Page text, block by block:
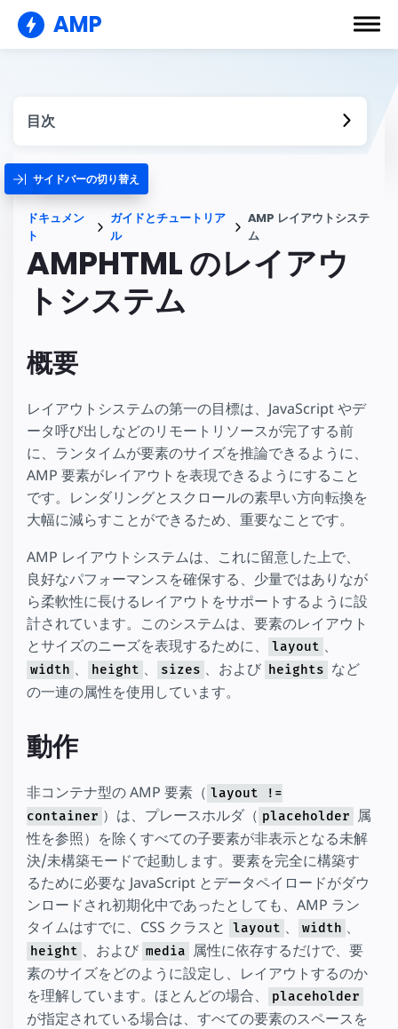
AMP
目次
サイドバーの切り替え
ドキュメン
ト
ガイドとチュートリア
ル
AMP レイアウトシステ
ム
AMPHTML のレイアウ
トシステム
概要
レイアウトシステムの第一の目標は、JavaScript やデ
ータ呼び出しなどのリモートリソースが完了する前
に、ランタイムが要素のサイズを推論できるように、
AMP 要素がレイアウトを表現できるようにすること
です。レンダリングとスクロールの素早い方向転換を
大幅に減らすことができるため、重要なことです。
AMP レイアウトシステムは、これに留意した上で、
良好なパフォーマンスを確保する、少量ではありなが
ら柔軟性に長けるレイアウトをサポートするように設
計されています。このシステムは、要素のレイアウト
とサイズのニーズを表現するために、
layout 、
width 、 height 、 sizes 、および heights など
の一連の属性を使用しています。
動作
非コンテナ型の AMP 要素（ layout !=
container ）は、プレースホルダ（ placeholder
属
性を参照）を除くすべての子要素が非表示となる未解
決/未構築モードで起動します。要素を完全に構築す
るために必要な JavaScript とデータペイロードがダウ
ンロードされ初期化中であったとしても、AMP ラン
タイムはすでに、CSS クラスと
layout 、 width 、
height 、および media
属性に依存するだけで、要
素のサイズをどのように設定し、レイアウトするのか
を理解しています。ほとんどの場合、
placeholder
が指定されている場合は、すべての要素のスペースを